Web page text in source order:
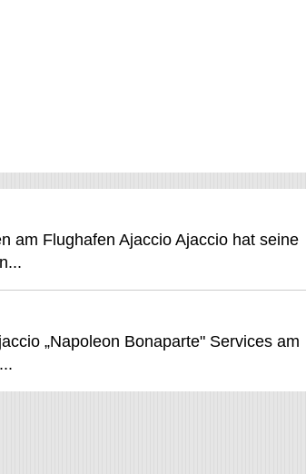
am Flughafen Ajaccio Ajaccio hat seine
„Napoleon Bonaparte" Services am